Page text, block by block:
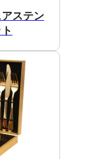
ステン